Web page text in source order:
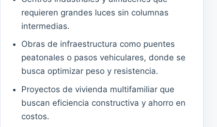
requieren grandes luces sin columnas
intermedias.
Obras de infraestructura como puentes
peatonales o pasos vehiculares, donde se
busca optimizar peso y resistencia.
Proyectos de vivienda multifamiliar que
buscan eficiencia constructiva y ahorro en
costos.